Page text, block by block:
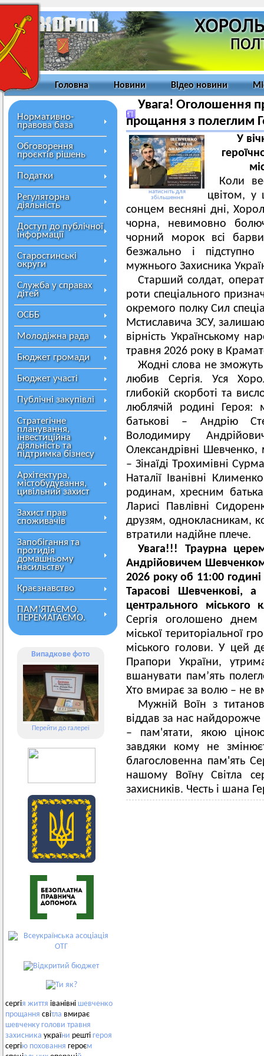
Головна Новини Відео новини
Нормативно-
правова база
Обговорення
проєктів рішень
Податки
Регуляторна
діяльність
Доступ до публічної
інформації
Старостинські
округи
Служба у справах
дітей
ОСББ
Молодіжна рада
Бюджет громади
Бюджет участі
Публічні закупівлі
Стратегічне
планування,
інвестиційна
діяльність та
підтримка бізнесу
Архітектура,
містобудування,
цивільний захист
Захист прав
споживачів
Запобігання та
протидія
домашньому
насильству
Краєзнавство
ПАМ’ЯТАЄМО.
ПЕРЕМАГАЄМО.
Випадкове фото
Перейти до галереї
сергія життя іванівні шевченко
прощання світла вмирає
шевченку голови травня
захисника україни решті героя
сергію поховання героєм
Увага! Оголошення
прощання з полеглим
натисніть для
збільшення
У
Коли
цвітом, у
сонцем весняні дні,
чорна, невимовно
чорний морок всі
безжально і
мужнього Захисника
Старший солдат,
роти спеціального
окремого полку Сил
Мстиславича ЗСУ,
вірність Українському
травня 2026 року в
Жодні слова не зможуть
любив Сергія. Уся
глибокій скорботі та
люблячій родині Героя:
батькові – Андрію
Володимиру
Олександрівні Шевченко,
– Зінаїді Трохимівні
Наталії Іванівні
родинам, хресним
Ларисі Павлівні
друзям, однокласникам,
втратили надійне плече.
Увага!!! Траурна
Андрійовичем Шевченком
2026 року об 11:00
Тарасові Шевченкові,
центрального
Сергія оголошено днем
міської територіальної
міського голови. У цей
Прапори України,
вшанувати пам’ять
Хто вмирає за волю – не
Мужній Воїн з
віддав за нас
– пам'ятати, якою
завдяки кому не
благословенна пам'ять
нашому Воїну Світла
захисників. Честь і шана